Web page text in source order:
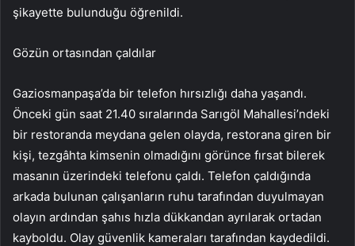
şikayette bulunduğu öğrenildi.
Gözün ortasından çaldılar
Gaziosmanpaşa’da bir telefon hırsızlığı daha yaşandı.
Önceki gün saat 21.40 sıralarında Sarıgöl Mahallesi’ndeki
bir restoranda meydana gelen olayda, restorana giren bir
kişi, tezgâhta kimsenin olmadığını görünce fırsat bilerek
masanın üzerindeki telefonu çaldı. Telefon çaldığında
arkada bulunan çalışanların ruhu tarafından duyulmayan
olayın ardından şahıs hızla dükkandan ayrılarak ortadan
kayboldu. Olay güvenlik kameraları tarafından kaydedildi.